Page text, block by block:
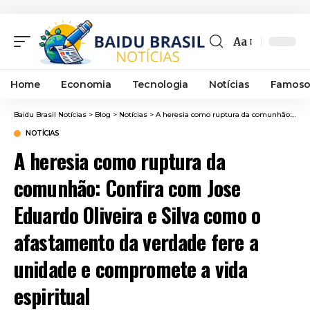
Font
Resizer
Aa
Home Economia Tecnologia Notícias
Baidu Brasil Notícias > Blog > Notícias > A heresia como ruptura da comunhão: Confira com Jose Eduardo Oliveira e Silva como o afastamento da verdade fere a unidade e compromete a vida espiritual
NOTÍCIAS
A heresia como ruptura da
comunhão: Confira com Jose
Eduardo Oliveira e Silva como o
afastamento da verdade fere a
unidade e compromete a vida
espiritual